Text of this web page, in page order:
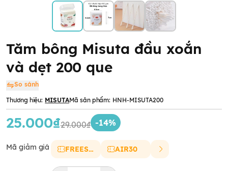
Tăm bông Misuta đầu xoắn
và dẹt 200 que
So sánh
Thương hiệu: MISUTAMã sản phẩm: HNH-MISUTA200
25.000₫29.000₫ -14%
Mã giảm giá FREESHIP AIR30